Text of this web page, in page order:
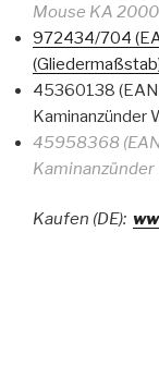
Mouse KA 2000
972434/704
45360138
Kaminanzünder
45958368
Kaufen (DE):